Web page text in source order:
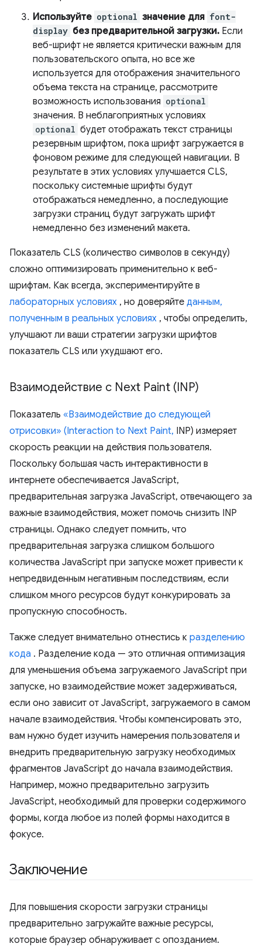
Используйте optional значение для font-
display без предварительной загрузки. Если
веб-шрифт не является критически важным для
пользовательского опыта, но все же
используется для отображения значительного
объема текста на странице, рассмотрите
возможность использования optional
значения. В неблагоприятных условиях
optional будет отображать текст страницы
резервным шрифтом, пока шрифт загружается в
фоновом режиме для следующей навигации. В
результате в этих условиях улучшается CLS,
поскольку системные шрифты будут
отображаться немедленно, а последующие
загрузки страниц будут загружать шрифт
немедленно без изменений макета.
Показатель CLS (количество символов в секунду)
сложно оптимизировать применительно к веб-
шрифтам. Как всегда, экспериментируйте в
лабораторных условиях , но доверяйте данным,
полученным в реальных условиях , чтобы определить,
улучшают ли ваши стратегии загрузки шрифтов
показатель CLS или ухудшают его.
Взаимодействие с Next Paint (INP)
Показатель «Взаимодействие до следующей
отрисовки» (Interaction to Next Paint, INP) измеряет
скорость реакции на действия пользователя.
Поскольку большая часть интерактивности в
интернете обеспечивается JavaScript,
предварительная загрузка JavaScript, отвечающего за
важные взаимодействия, может помочь снизить INP
страницы. Однако следует помнить, что
предварительная загрузка слишком большого
количества JavaScript при запуске может привести к
непредвиденным негативным последствиям, если
слишком много ресурсов будут конкурировать за
пропускную способность.
Также следует внимательно отнестись к разделению
кода . Разделение кода — это отличная оптимизация
для уменьшения объема загружаемого JavaScript при
запуске, но взаимодействие может задерживаться,
если оно зависит от JavaScript, загружаемого в самом
начале взаимодействия. Чтобы компенсировать это,
вам нужно будет изучить намерения пользователя и
внедрить предварительную загрузку необходимых
фрагментов JavaScript до начала взаимодействия.
Например, можно предварительно загрузить
JavaScript, необходимый для проверки содержимого
формы, когда любое из полей формы находится в
фокусе.
Заключение
Для повышения скорости загрузки страницы
предварительно загружайте важные ресурсы,
которые браузер обнаруживает с опозданием.